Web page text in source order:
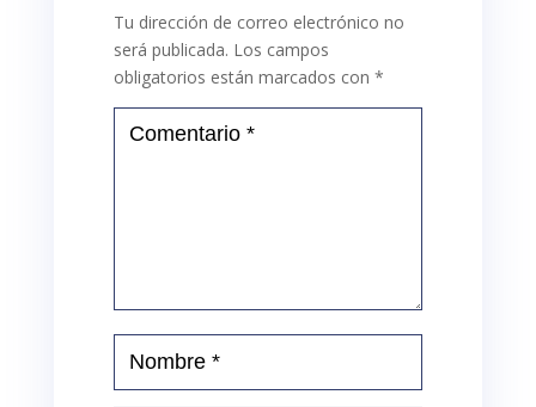
Tu dirección de correo electrónico no
será publicada. Los campos
obligatorios están marcados con *